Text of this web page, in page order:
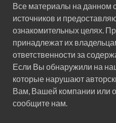
Все материалы на данном
источников и
ознакомительных целях.
принадлежат их
ответственности за
Если Вы обнаружили на
которые нарушают
Вам, Вашей компании или
сообщите нам.